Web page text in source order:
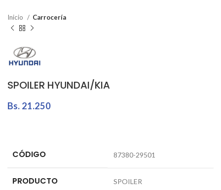
Inicio Carrocería
SPOILER HYUNDAI/KIA
Bs. 21.250
CÓDIGO 87380-29501
PRODUCTO SPOILER